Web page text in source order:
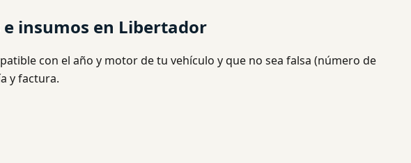
insumos en Libertador
con el año y motor de tu vehículo y que no sea falsa (número de
y factura.